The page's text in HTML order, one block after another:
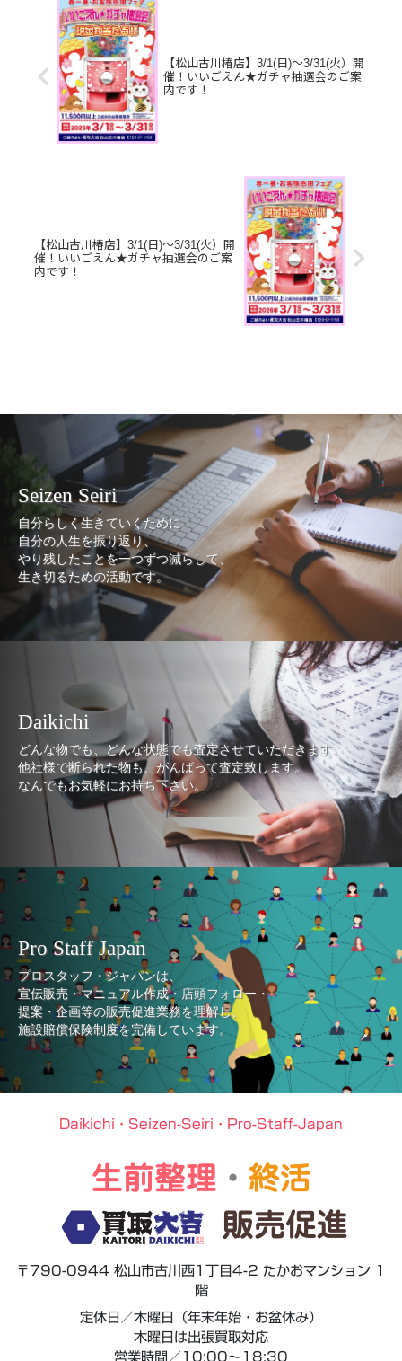
【松山古川椿店】3/1(日)～3/31(火）開
催！いいごえん★ガチャ抽選会のご案
内です！
【松山古川椿店】3/1(日)～3/31(火）開
催！いいごえん★ガチャ抽選会のご案
内です！
Seizen Seiri
自分らしく生きていくために
自分の人生を振り返り、
やり残したことを一つずつ減らして、
生き切るための活動です。
Daikichi
どんな物でも、どんな状態でも査定させていただきます。
他社様で断られた物も、がんばって査定致します。
なんでもお気軽にお持ち下さい。
Pro Staff Japan
プロスタッフ・ジャパンは、
宣伝販売・マニュアル作成・店頭フォロー・
提案・企画等の販売促進業務を理解し、
施設賠償保険制度を完備しています。
Daikichi・Seizen-Seiri・Pro-Staff-Japan
生前整理 ・ 終活
販売促進
〒790-0944 松山市古川西1丁目4-2 たかおマンション 1
階
定休日／木曜日（年末年始・お盆休み）
木曜日は出張買取対応
営業時間／10:00～18:30